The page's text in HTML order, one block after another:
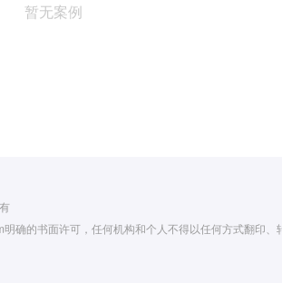
暂无案例
确的书面许可，任何机构和个人不得以任何方式翻印、